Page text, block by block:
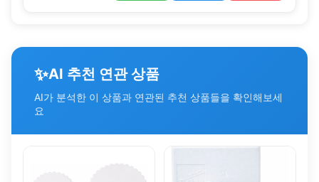
✨AI 추천 연관 상품
AI가 분석한 이 상품과 연관된 추천 상품들을 확인해보세
요